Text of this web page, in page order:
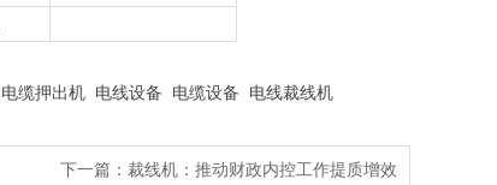
电缆押出机 电线设备 电缆设备 电线裁线机
下一篇： 裁线机：推动财政内控工作提质增效